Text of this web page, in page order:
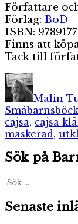
Författare
Förlag: BoD
ISBN:
Finns att
Tack till
Författare
Malin
cajsa, cajsa
maskerad,
Sök på
Sök
efter:
Senaste